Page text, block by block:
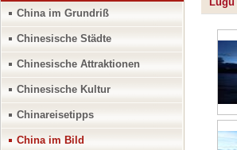
China im Grundriß
Chinesische Städte
Chinesische Attraktionen
Chinesische Kultur
Chinareisetipps
China im Bild